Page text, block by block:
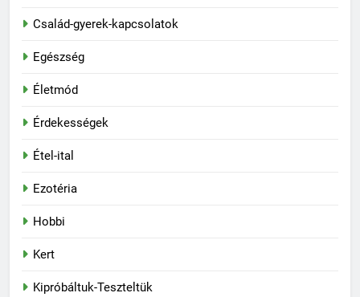
Család-gyerek-kapcsolatok
Egészség
Életmód
Érdekességek
Étel-ital
Ezotéria
Hobbi
Kert
Kipróbáltuk-Teszteltük